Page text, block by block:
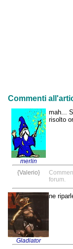
Commenti
merlin
mah...
risolto
{Valerio}
forum.
Gladiator
ne